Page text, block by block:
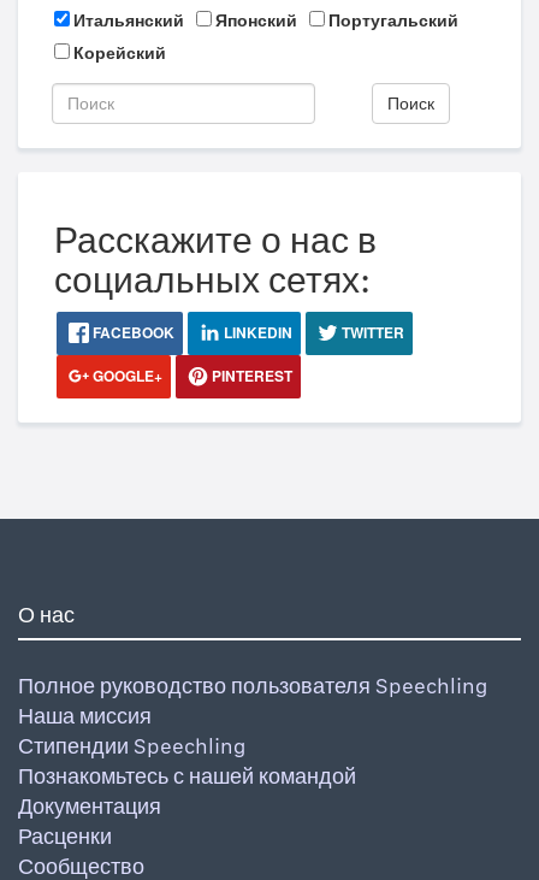
Итальянский
Японский
Португальский
Корейский
Поиск
Расскажите о нас в
социальных сетях:
FACEBOOK LINKEDIN
TWITTER
GOOGLE+
PINTEREST
О нас
Полное руководство пользователя Speechling
Наша миссия
Стипендии Speechling
Познакомьтесь с нашей командой
Документация
Расценки
Сообщество